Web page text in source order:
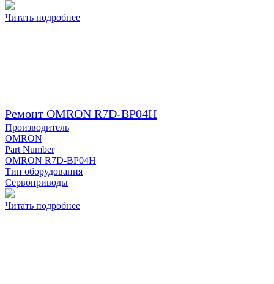
Читать подробнее
Ремонт OMRON R7D-BP04H
Производитель
OMRON
Part Number
OMRON R7D-BP04H
Тип оборудования
Сервоприводы
Читать подробнее